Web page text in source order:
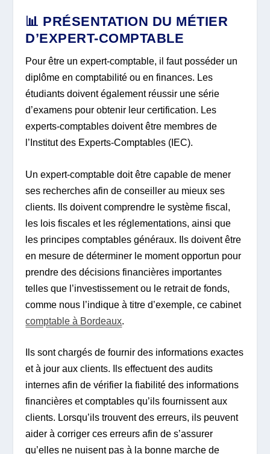
📊 PRÉSENTATION DU MÉTIER
D’EXPERT-COMPTABLE
Pour être un expert-comptable, il faut posséder un
diplôme en comptabilité ou en finances. Les
étudiants doivent également réussir une série
d’examens pour obtenir leur certification. Les
experts-comptables doivent être membres de
l’Institut des Experts-Comptables (IEC).
Un expert-comptable doit être capable de mener
ses recherches afin de conseiller au mieux ses
clients. Ils doivent comprendre le système fiscal,
les lois fiscales et les réglementations, ainsi que
les principes comptables généraux. Ils doivent être
en mesure de déterminer le moment opportun pour
prendre des décisions financières importantes
telles que l’investissement ou le retrait de fonds,
comme nous l’indique à titre d’exemple, ce cabinet
comptable à Bordeaux.
Ils sont chargés de fournir des informations exactes
et à jour aux clients. Ils effectuent des audits
internes afin de vérifier la fiabilité des informations
financières et comptables qu’ils fournissent aux
clients. Lorsqu’ils trouvent des erreurs, ils peuvent
aider à corriger ces erreurs afin de s’assurer
qu’elles ne nuisent pas à la bonne marche de